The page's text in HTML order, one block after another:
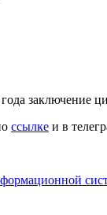
ссылке и в